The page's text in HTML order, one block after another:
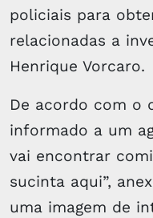
policiais para
relacionadas a
Henrique Vorcaro.
De acordo com o
informado a um
vai encontrar
sucinta aqui”,
uma imagem de